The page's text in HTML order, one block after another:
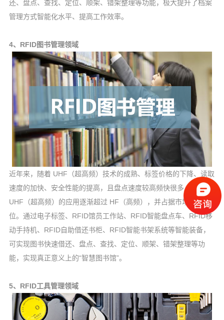
还、盘点、查找、定位、顺架、错架整理等功能，极大提升了档案
管理方式智能化水平、提高工作效率。
4、RFID图书管理领域
近年来，随着 UHF（超高频）技术的成熟、标签价格的下降、读取
速度的加快、安全性能的提高，且盘点速度较高频快很多，
UHF（超高频）的应用逐渐超过 HF（高频），并占据市场主导地
位。通过电子标签、RFID馆员工作站、RFID智能盘点车、RFID移
动手持机、RFID自助借还书柜、RFID智能书架系统等智能装备，
可实现图书快速借还、盘点、查找、定位、顺架、错架整理等功
能，实现真正意义上的“智慧图书馆”。
5、RFID工具管理领域